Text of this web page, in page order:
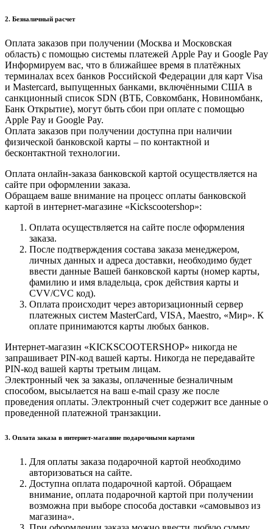
2. Безналичный расчет
Оплата заказов при получении (Москва и Московская
область) с помощью системы платежей Apple Pay и Google Pay
Информируем вас, что в ближайшее время в платёжных
терминалах всех банков Российской Федерации для карт Visa
и Masterсard, выпущенных банками, включёнными США в
санкционный список SDN (ВТБ, Совкомбанк, Новиномбанк,
Банк Открытие), могут быть сбои при оплате с помощью
Apple Pay и Google Pay.
Оплата заказов при получении доступна при наличии
физической банковской карты – по контактной и
бесконтактной технологии.
Оплата онлайн-заказа банковской картой осуществляется на
сайте при оформлении заказа.
Обращаем ваше внимание на процесс оплаты банковской
картой в интернет-магазине «Kickscootershop»:
Оплата осуществляется на сайте после оформления
заказа.
После подтверждения состава заказа менеджером,
личных данных и адреса доставки, необходимо будет
ввести данные Вашей банковской карты (номер карты,
фамилию и имя владельца, срок действия карты и
CVV/CVC код).
Оплата происходит через авторизационный сервер
платежных систем MasterCard, VISA, Maestro, «Мир». К
оплате принимаются карты любых банков.
Интернет-магазин «KICKSCOOTERSHOP» никогда не
запрашивает PIN-код вашей карты. Никогда не передавайте
PIN-код вашей карты третьим лицам.
Электронный чек за заказы, оплаченные безналичным
способом, высылается на ваш e-mail сразу же после
проведения оплаты. Электронный счет содержит все данные о
проведенной платежной транзакции.
3. Оплата заказа в интернет-магазине подарочными картами
Для оплаты заказа подарочной картой необходимо
авторизоваться на сайте.
Доступна оплата подарочной картой. Обращаем
внимание, оплата подарочной картой при получении
возможна при выборе способа доставки «самовывоз из
магазина».